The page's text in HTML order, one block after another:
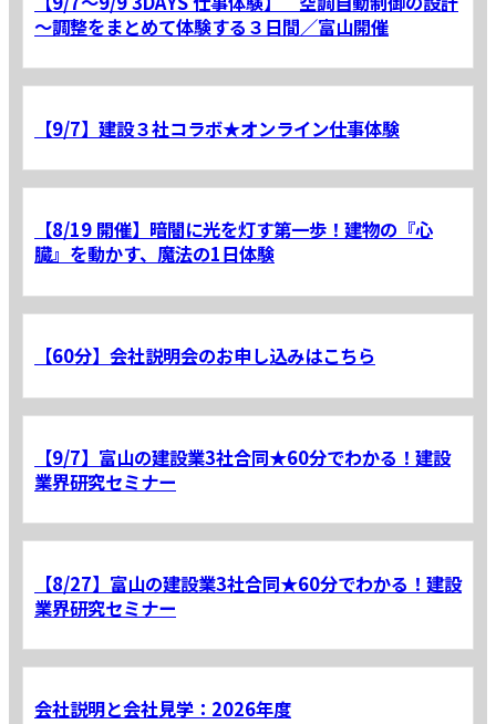
～調整をまとめて体験する３日間／富山開催
【9/7】建設３社コラボ★オンライン仕事体験
【8/19 開催】暗闇に光を灯す第一歩！建物の『心
臓』を動かす、魔法の1日体験
【60分】会社説明会のお申し込みはこちら
【9/7】富山の建設業3社合同★60分でわかる！建設
業界研究セミナー
【8/27】富山の建設業3社合同★60分でわかる！建設
業界研究セミナー
会社説明と会社見学：2026年度